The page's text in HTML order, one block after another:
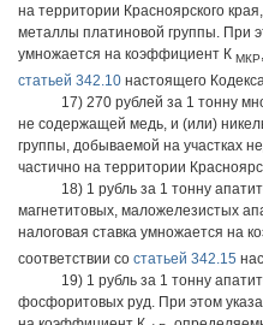
на территории Красноярского
металлы платиновой группы. При
умножается на коэффициент К МКР
статьей 342.10 настоящего
17) 270 рублей за 1 тонну
не содержащей медь, и (или)
группы, добываемой на участках
частично на территории
18) 1 рубль за 1 тонну
магнетитовых, маложелезистых
налоговая ставка умножается на
соответствии со статьей 342.15
19) 1 рубль за 1 тонну
фосфоритовых руд. При этом